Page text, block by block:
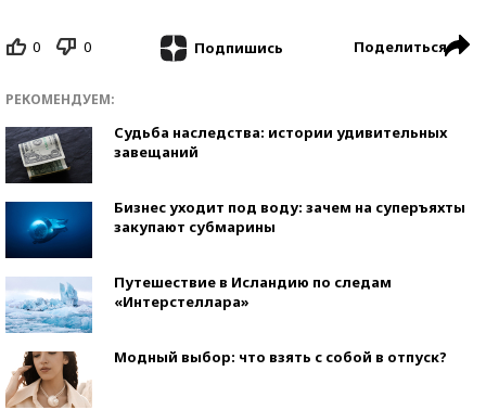
0 0 Подпишись Поделиться
РЕКОМЕНДУЕМ:
Судьба наследства: истории удивительных
завещаний
Бизнес уходит под воду: зачем на суперъяхты
закупают субмарины
Путешествие в Исландию по следам
«Интерстеллара»
Модный выбор: что взять с собой в отпуск?